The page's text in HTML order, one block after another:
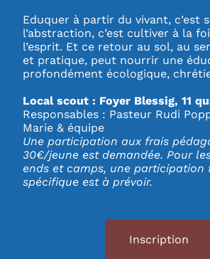
Eduquer à partir du vivant, c’est
l’abstraction, c’est cultiver à la
l’esprit. Et ce retour au sol, au
et pratique, peut nourrir une
profondément écologique,
Local scout : Foyer Blessig, 11
Responsables : Pasteur Rudi
Marie & équipe
Une participation aux frais
30€/jeune est demandée. Pour
ends et camps, une participation
spécifique est à prévoir.
Inscription